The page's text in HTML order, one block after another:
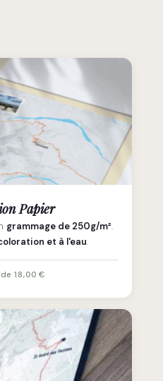
Papier
grammage de 250g/m².
et à l'eau.
18,00 €